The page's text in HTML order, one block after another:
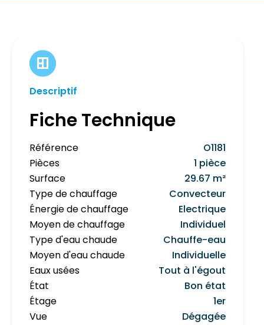
Descriptif
Fiche Technique
Référence
O1181
Pièces
1 pièce
Surface
29.67 m²
Type de chauffage
Convecteur
Énergie de chauffage
Electrique
Moyen de chauffage
Individuel
Type d'eau chaude
Chauffe-eau
Moyen d'eau chaude
Individuelle
Eaux usées
Tout à l'égout
État
Bon état
Étage
1er
Vue
Dégagée